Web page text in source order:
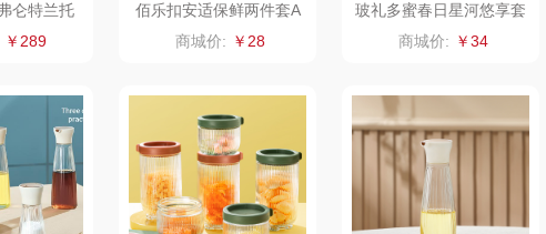
路悠悠 尹谜 先科 德菲摩尔
雅莉格丝 铮铭 真不二 富安娜（包销款
千问 杜邦（餐具类） 洁丽雅（包销款）
仑特兰托
盒套装
￥289
佰乐扣安适保鲜两件套A
S/L2
商城价: ￥28
玻礼多蜜春日星河悠享套
装W-CR/L2Y
商城价: ￥34